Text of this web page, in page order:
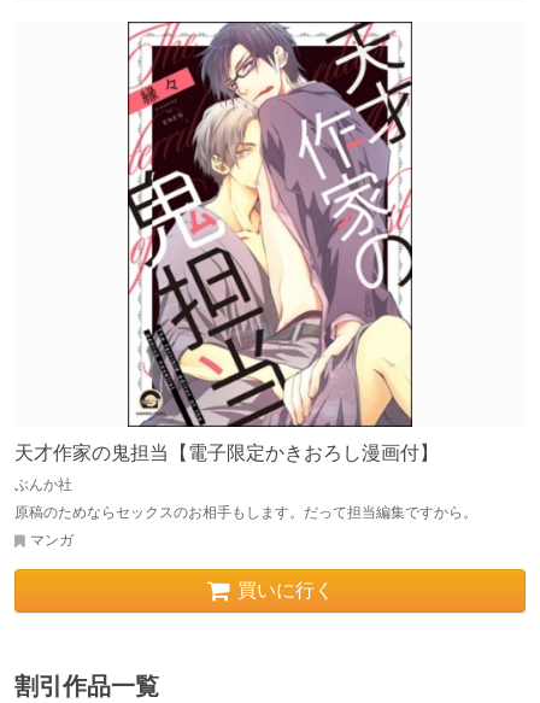
天才作家の鬼担当【電子限定かきおろし漫画付】
ぶんか社
原稿のためならセックスのお相手もします。だって担当編集ですから。
マンガ
買いに行く
割引作品一覧